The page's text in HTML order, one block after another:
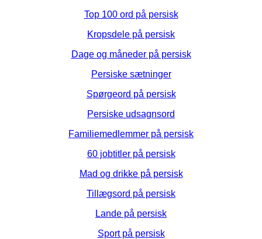
Top 100 ord på persisk
Kropsdele på persisk
Dage og måneder på persisk
Persiske sætninger
Spørgeord på persisk
Persiske udsagnsord
Familiemedlemmer på persisk
60 jobtitler på persisk
Mad og drikke på persisk
Tillægsord på persisk
Lande på persisk
Sport på persisk